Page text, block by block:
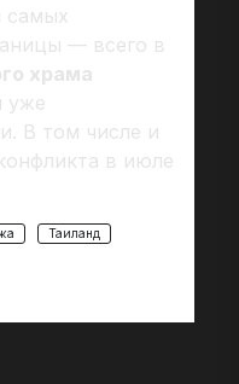
самых
— всего в
храма
уже
В том числе и
в июле
Таиланд